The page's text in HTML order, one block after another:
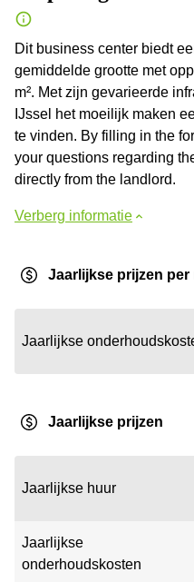
Dit business center biedt
gemiddelde grootte met
m². Met zijn gevarieerde
IJssel het moeilijk maken
te vinden. By filling in the
your questions regarding
directly from the landlord.
Verberg informatie
Jaarlijkse prijzen per
Jaarlijkse
Jaarlijkse prijzen
Jaarlijkse huur
Jaarlijkse
onderhoudskosten